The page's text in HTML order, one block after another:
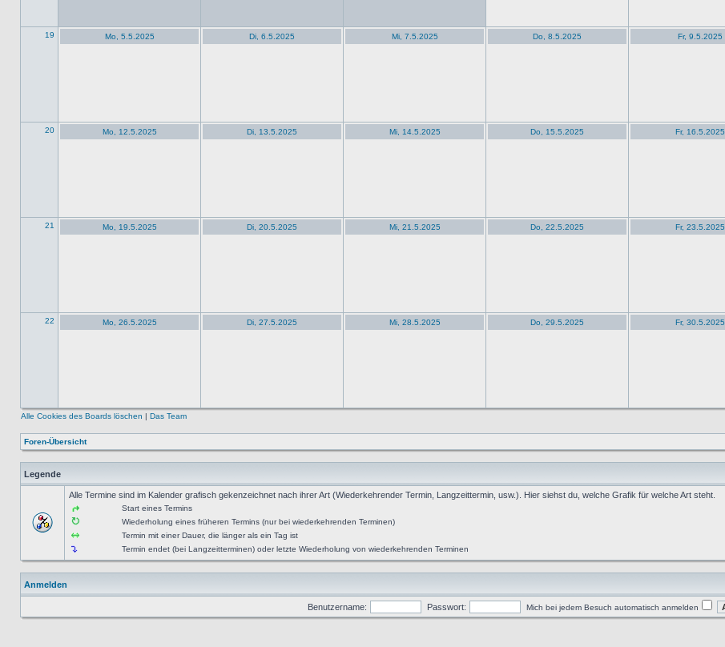
19 Mo, 5.5.2025 Di, 6.5.2025 Mi, 7.5.2025 Do, 8.5.2025 Fr, 9.5.2025
20 Mo, 12.5.2025 Di, 13.5.2025 Mi, 14.5.2025 Do, 15.5.2025 Fr, 16.5.2025
21 Mo, 19.5.2025 Di, 20.5.2025 Mi, 21.5.2025 Do, 22.5.2025 Fr, 23.5.2025
22 Mo, 26.5.2025 Di, 27.5.2025 Mi, 28.5.2025 Do, 29.5.2025 Fr, 30.5.2025
Alle Cookies des Boards löschen | Das Team
Foren-Übersicht
Legende
Alle Termine sind im Kalender grafisch gekenzeichnet nach ihrer Art (Wiederkehrender Termin, Langzeittermin, usw.). Hier siehst du, welche Grafik für welche Art steht.
Start eines Termins
Wiederholung eines früheren Termins (nur bei wiederkehrenden Terminen)
Termin mit einer Dauer, die länger als ein Tag ist
Termin endet (bei Langzeitterminen) oder letzte Wiederholung von wiederkehrenden Terminen
Anmelden
Benutzername: Passwort: Mich bei jedem Besuch automatisch anmelden